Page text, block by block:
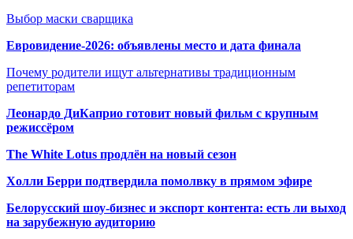
Выбор маски сварщика
Евровидение-2026: объявлены место и дата финала
Почему родители ищут альтернативы традиционным
репетиторам
Леонардо ДиКаприо готовит новый фильм с крупным
режиссёром
The White Lotus продлён на новый сезон
Холли Берри подтвердила помолвку в прямом эфире
Белорусский шоу-бизнес и экспорт контента: есть ли выход
на зарубежную аудиторию